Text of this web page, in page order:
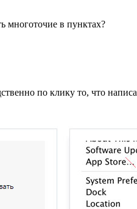
многоточие в пунктах?
по клику то, что